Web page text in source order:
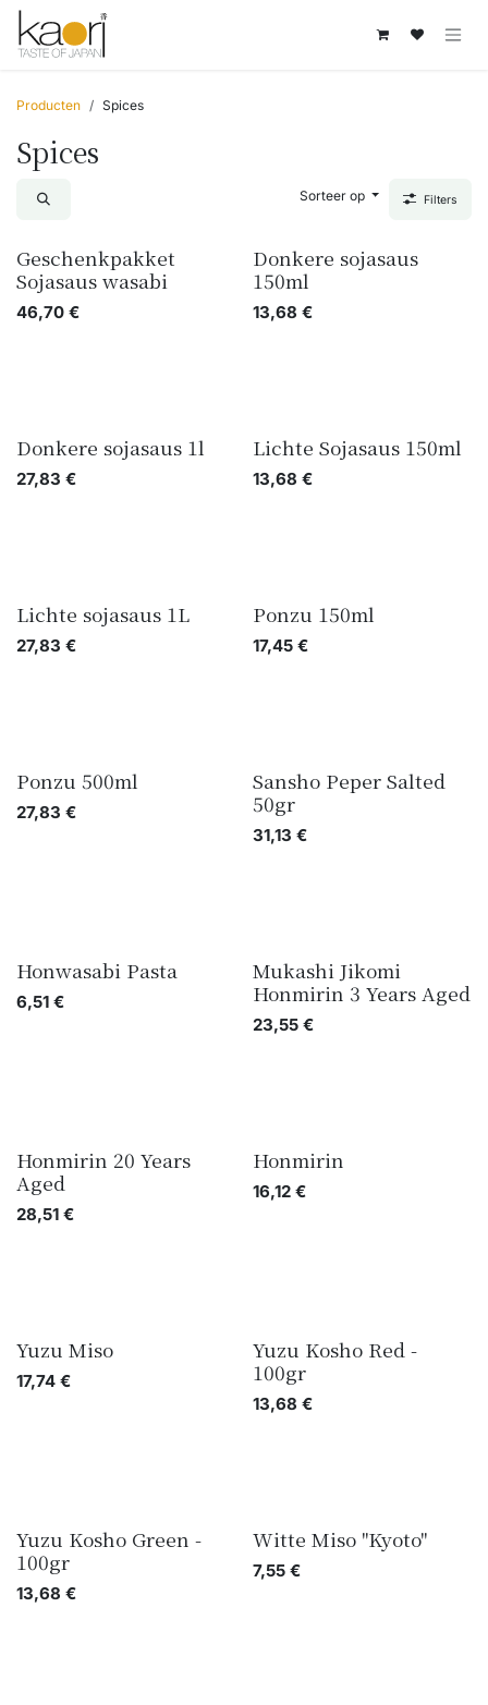
Overslaan naar inhoud
Producten Spices
Spices
Sorteer op Filters
Geschenkpakket
Sojasaus wasabi
46,70 €
Donkere sojasaus
150ml
13,68 €
Donkere sojasaus 1l
27,83 €
Lichte Sojasaus 150ml
13,68 €
Lichte sojasaus 1L
27,83 €
Ponzu 150ml
17,45€
Ponzu 500ml
27,83 €
Sansho Peper Salted
50gr
31,13 €
Honwasabi Pasta
6,51 €
Mukashi Jikomi
Honmirin 3 Years Aged
23,55€
Honmirin 20 Years
Aged
28,51 €
Honmirin
16,12€
Yuzu Miso
17,74 €
Yuzu Kosho Red -
100gr
13,68 €
Yuzu Kosho Green -
100gr
13,68 €
Witte Miso "Kyoto"
7,55€